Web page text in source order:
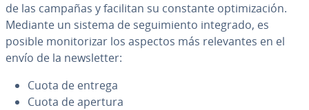
de las campañas y facilitan su constante op­ti­mi­za­ción.
Mediante un sistema de se­gui­mie­n­to integrado, es
posible mo­ni­to­ri­zar los aspectos más re­le­va­n­tes en el
envío de la ne­w­s­le­t­ter:
Cuota de entrega
Cuota de apertura